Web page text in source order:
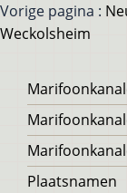
Vorige pagina :
Weckolsheim
Voet
Plaatsnamen